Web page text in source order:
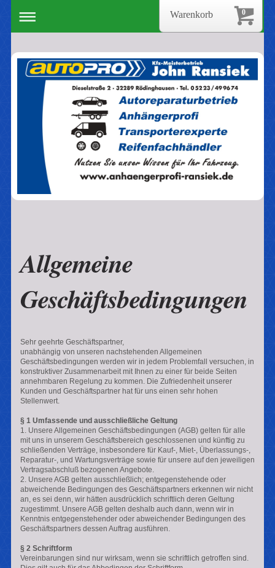
Allgemeine
Geschäftsbedingungen
Sehr geehrte Geschäftspartner,
unabhängig von unseren nachstehenden Allgemeinen
Geschäftsbedingungen werden wir in jedem Problemfall versuchen, in
konstruktiver Zusammenarbeit mit Ihnen zu einer für beide Seiten
annehmbaren Regelung zu kommen. Die Zufriedenheit unserer
Kunden und Geschäftspartner hat für uns einen sehr hohen
Stellenwert.
§ 1 Umfassende und ausschließliche Geltung
1. Unsere Allgemeinen Geschäftsbedingungen (AGB) gelten für alle
mit uns in unserem Geschäftsbereich geschlossenen und künftig zu
schließenden Verträge, insbesondere für Kauf-, Miet-, Überlassungs-,
Reparatur-, und Wartungsverträge sowie für unsere auf den jeweiligen
Vertragsabschluß bezogenen Angebote.
2. Unsere AGB gelten ausschließlich; entgegenstehende oder
abweichende Bedingungen des Geschäftspartners erkennen wir nicht
an, es sei denn, wir hätten ausdrücklich schriftlich deren Geltung
zugestimmt. Unsere AGB gelten deshalb auch dann, wenn wir in
Kenntnis entgegenstehender oder abweichender Bedingungen des
Geschäftspartners dessen Auftrag ausführen.
§ 2 Schriftform
Vereinbarungen sind nur wirksam, wenn sie schriftlich getroffen sind.
0
Warenkorb